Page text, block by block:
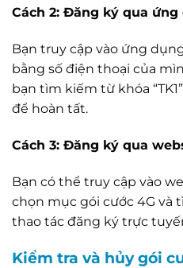
Cách 2: Đăng ký qua ứng
Bạn truy cập vào ứng
bằng số điện thoại của
bạn tìm kiếm từ khóa
để hoàn tất.
Cách 3: Đăng ký qua
Bạn có thể truy cập vào
chọn mục gói cước 4G và
thao tác đăng ký trực
Kiểm tra và hủy gói